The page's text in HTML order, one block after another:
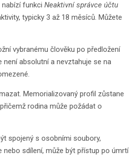
nabízí funkci Neaktivní správce účtu
typicky 3 až 18 měsíců. Můžete
vybranému člověku po předložení
absolutní a nevztahuje se na
Memorializovaný profil zůstane
rodina může požádat o
spojený s osobními soubory,
sdílení, může být přístup po úmrtí